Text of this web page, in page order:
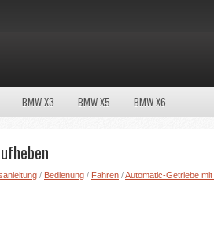
BMW X3 BMW X5 BMW X6
/ Bedienung / Fahren /Automatic-Getriebe